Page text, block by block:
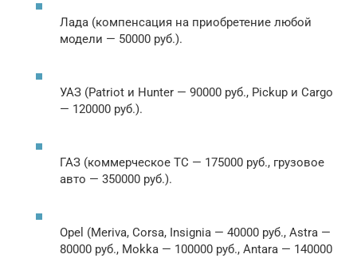
Лада (компенсация на приобретение любой
модели — 50000 руб.).
УАЗ (Patriot и Hunter — 90000 руб., Pickup и Cargo
— 120000 руб.).
ГАЗ (коммерческое ТС — 175000 руб., грузовое
авто — 350000 руб.).
Opel (Meriva, Corsa, Insignia — 40000 руб., Astra —
80000 руб., Mokka — 100000 руб., Antara — 140000